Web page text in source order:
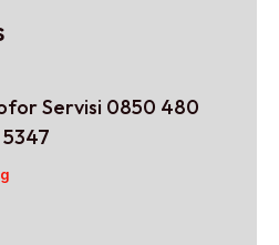
Servisi 0850 480